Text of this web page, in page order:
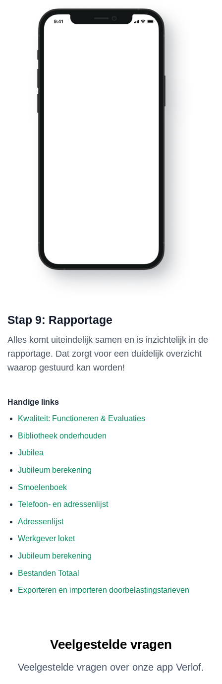
Stap 9: Rapportage
Alles komt uiteindelijk samen en is inzichtelijk in de
rapportage. Dat zorgt voor een duidelijk overzicht
waarop gestuurd kan worden!
Handige links
Kwaliteit: Functioneren & Evaluaties
Bibliotheek onderhouden
Jubilea
Jubileum berekening
Smoelenboek
Telefoon- en adressenlijst
Adressenlijst
Werkgever loket
Jubileum berekening
Bestanden Totaal
Exporteren en importeren doorbelastingstarieven
Veelgestelde vragen
Veelgestelde vragen over onze app Verlof.